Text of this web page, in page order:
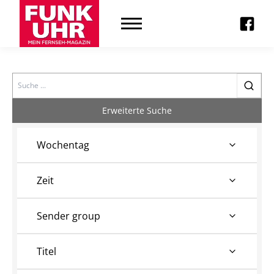
Search
Erweiterte Suche
Wochentag
Zeit
Sender group
Titel